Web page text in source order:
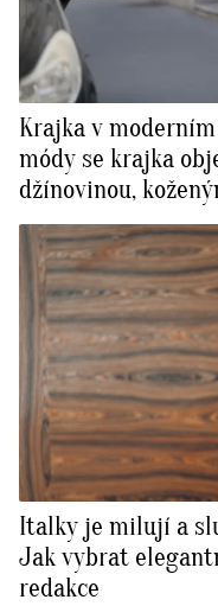
Krajka v
módy se krajka
džínovinou,
Italky je milují a
Jak vybrat
redakce